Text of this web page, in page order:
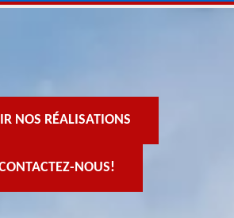
NOS RÉALISATIONS
NOUS!